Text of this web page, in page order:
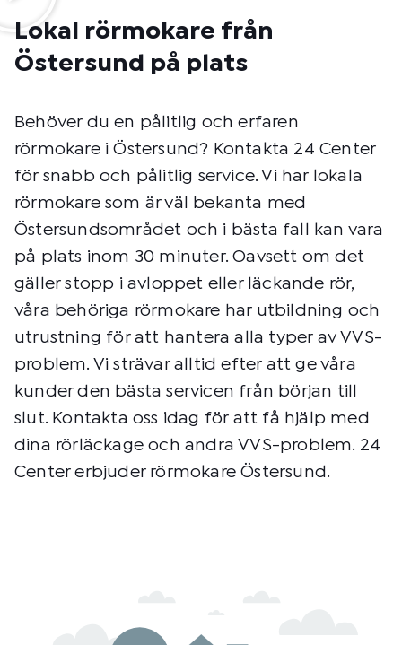
Lokal rörmokare från
Östersund på plats
Behöver du en pålitlig och erfaren
rörmokare i Östersund? Kontakta 24 Center
för snabb och pålitlig service. Vi har lokala
rörmokare som är väl bekanta med
Östersundsområdet och i bästa fall kan vara
på plats inom 30 minuter. Oavsett om det
gäller stopp i avloppet eller läckande rör,
våra behöriga rörmokare har utbildning och
utrustning för att hantera alla typer av VVS-
problem. Vi strävar alltid efter att ge våra
kunder den bästa servicen från början till
slut. Kontakta oss idag för att få hjälp med
dina rörläckage och andra VVS-problem. 24
Center erbjuder rörmokare Östersund.